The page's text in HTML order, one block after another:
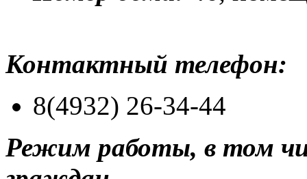
Контактный телефон:
8(4932)
Режим работы, в том